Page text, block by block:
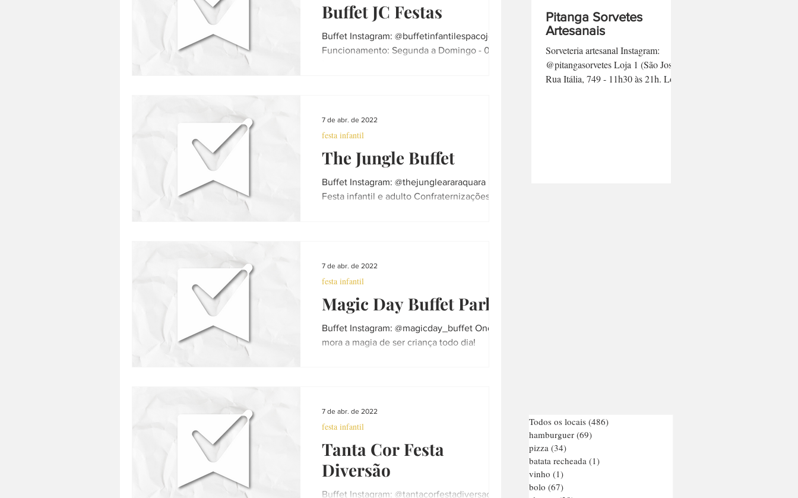
Buffet JC Festas
Buffet Instagram: @buffetinfantilespacojc
Funcionamento: Segunda a Domingo - 08hs
The Jungle Buffet
Buffet Instagram: @thejungleararaquara
Festa infantil e adulto Confraternizações
festa infantil
7 de abr. de 2022
Magic Day Buffet Park
Buffet Instagram: @magicday_buffet Onde
mora a magia de ser criança todo dia!
festa infantil
7 de abr. de 2022
Tanta Cor Festa
Diversão
Buffet Instagram: @tantacorfestadiversao
festa infantil
7 de abr. de 2022
Pitanga Sorvetes
Artesanais
Sorveteria artesanal Instagram:
@pitangasorvetes Loja 1 (São José):
Rua Itália, 749 - 11h30 às 21h. Loja
Todos os locais (486)
hamburguer (69)
pizza (34)
batata recheada (1)
vinho (1)
bolo (67)